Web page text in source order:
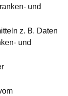
und
z. B. Daten
und